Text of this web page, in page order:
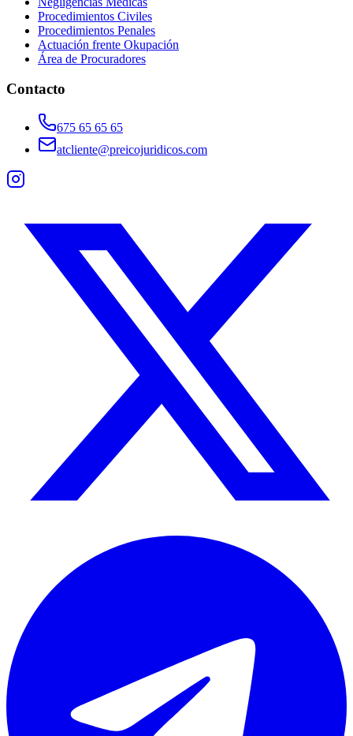
Procedimientos Civiles
Procedimientos Penales
Actuación frente Okupación
Área de Procuradores
Contacto
675 65 65 65
atcliente@preicojuridicos.com